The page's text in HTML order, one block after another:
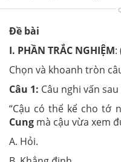
Đề bài
I. PHẦN TRẮC NGHIỆM:
Chọn và khoanh tròn
Câu 1: Câu nghi vấn
“Cậu có thể kể cho tớ
Cung mà cậu vừa xem
A. Hỏi.